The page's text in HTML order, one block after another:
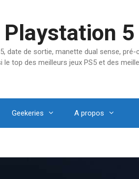
5
date de sortie, manette dual sense,
top des meilleurs jeux PS5 et des
Geekeries A propos